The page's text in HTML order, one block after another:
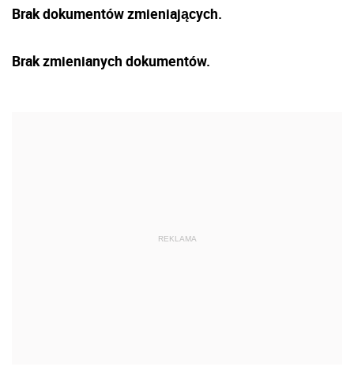
Brak dokumentów zmieniających.
Brak zmienianych dokumentów.